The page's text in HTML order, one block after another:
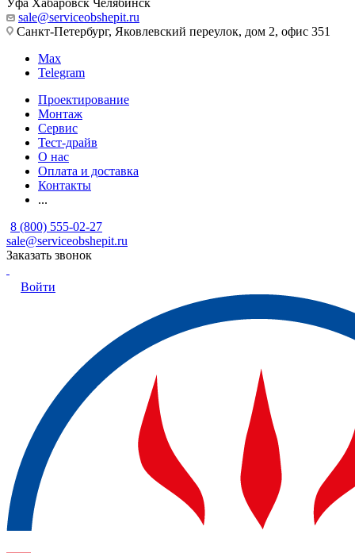
Уфа Хабаровск Челябинск
sale@serviceobshepit.ru
Санкт-Петербург, Яковлевский переулок, дом 2, офис 351
Max
Telegram
Проектирование
Монтаж
Сервис
Тест-драйв
О нас
Оплата и доставка
Контакты
...
8 (800) 555-02-27
sale@serviceobshepit.ru
Заказать звонок
Войти